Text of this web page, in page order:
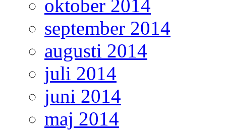
oktober 2014
september 2014
augusti 2014
juli 2014
juni 2014
maj 2014